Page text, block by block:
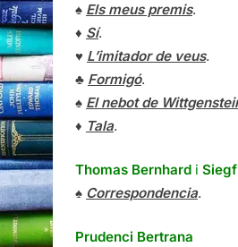
♠ Els meus premis.
♦ Sí.
♥ L’imitador de veus.
♣ Formigó.
♠ El nebot de
♦ Tala.
Thomas Bernhard i
♠ Correspondencia.
Prudenci Bertrana